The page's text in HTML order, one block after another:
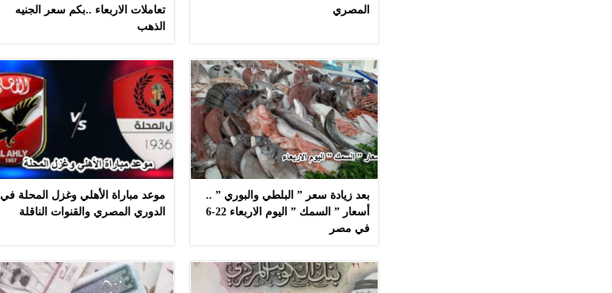
المصري
تعاملات الاربعاء ..بكم سعر الجنيه
الذهب
بعد زيادة سعر ” البلطي والبوري ” ..
أسعار ” السمك ” اليوم الاربعاء 22-6
في مصر
موعد مباراة الأهلي وغزل المحلة في
الدوري المصري والقنوات الناقلة